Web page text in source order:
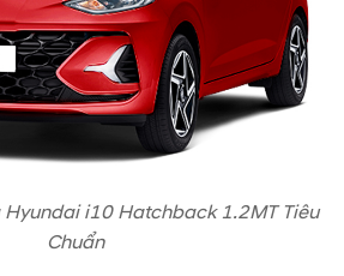
i10 Hatchback 1.2MT Tiêu
Chuẩn